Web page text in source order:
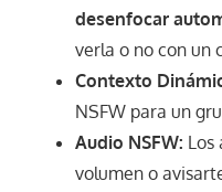
desenfocar
verla o no con un
Contexto
NSFW para un
Audio NSFW: Los
volumen o